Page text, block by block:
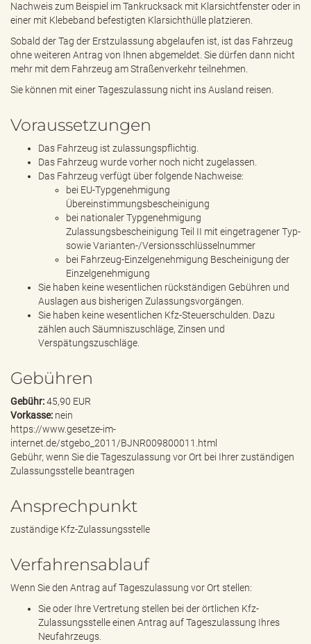
Nachweis zum Beispiel im Tankrucksack mit Klarsichtfenster oder in
einer mit Klebeband befestigten Klarsichthülle platzieren.
Sobald der Tag der Erstzulassung abgelaufen ist, ist das Fahrzeug
ohne weiteren Antrag von Ihnen abgemeldet. Sie dürfen dann nicht
mehr mit dem Fahrzeug am Straßenverkehr teilnehmen.
Sie können mit einer Tageszulassung nicht ins Ausland reisen.
Voraussetzungen
Das Fahrzeug ist zulassungspflichtig.
Das Fahrzeug wurde vorher noch nicht zugelassen.
Das Fahrzeug verfügt über folgende Nachweise:
bei EU-Typgenehmigung
Übereinstimmungsbescheinigung
bei nationaler Typgenehmigung
Zulassungsbescheinigung Teil II mit eingetragener Typ-
sowie Varianten-/Versionsschlüsselnummer
bei Fahrzeug-Einzelgenehmigung Bescheinigung der
Einzelgenehmigung
Sie haben keine wesentlichen rückständigen Gebühren und
Auslagen aus bisherigen Zulassungsvorgängen.
Sie haben keine wesentlichen Kfz-Steuerschulden. Dazu
zählen auch Säumniszuschläge, Zinsen und
Verspätungszuschläge.
Gebühren
Gebühr:45,90 EUR
Vorkasse: nein
https://www.gesetze-im-
internet.de/stgebo_2011/BJNR009800011.html
Gebühr, wenn Sie die Tageszulassung vor Ort bei Ihrer zuständigen
Zulassungsstelle beantragen
Ansprechpunkt
zuständige Kfz-Zulassungsstelle
Verfahrensablauf
Wenn Sie den Antrag auf Tageszulassung vor Ort stellen:
Sie oder Ihre Vertretung stellen bei der örtlichen Kfz-
Zulassungsstelle einen Antrag auf Tageszulassung Ihres
Neufahrzeugs.